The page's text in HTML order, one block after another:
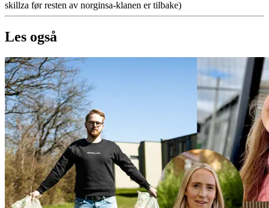
skillza før resten av norginsa-klanen er tilbake)
Les også